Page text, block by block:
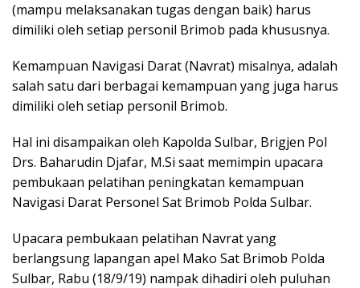
(mampu melaksanakan tugas dengan baik) harus
dimiliki oleh setiap personil Brimob pada khususnya.
Kemampuan Navigasi Darat (Navrat) misalnya, adalah
salah satu dari berbagai kemampuan yang juga harus
dimiliki oleh setiap personil Brimob.
Hal ini disampaikan oleh Kapolda Sulbar, Brigjen Pol
Drs. Baharudin Djafar, M.Si saat memimpin upacara
pembukaan pelatihan peningkatan kemampuan
Navigasi Darat Personel Sat Brimob Polda Sulbar.
Upacara pembukaan pelatihan Navrat yang
berlangsung lapangan apel Mako Sat Brimob Polda
Sulbar, Rabu (18/9/19) nampak dihadiri oleh puluhan